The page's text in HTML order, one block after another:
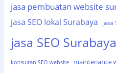
jasa pembuatan website
jasa SEO lokal Surabaya jasa
jasa SEO Surabaya
konsultan SEO website maintenance